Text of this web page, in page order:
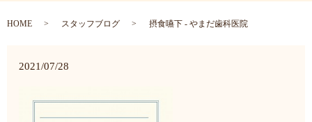
HOME スタッフブログ 摂食嚥下 - やまだ歯科医院
2021/07/28